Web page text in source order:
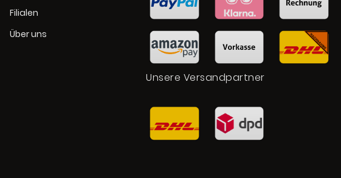
Filialen
Über uns
Unsere Versandpartner